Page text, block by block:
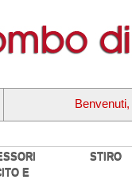
E
STIRO
Benvenuti,